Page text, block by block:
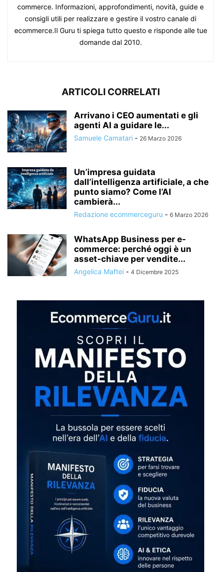
commerce. Informazioni, approfondimenti, novità, guide e
consigli utili per realizzare e gestire il vostro canale di
ecommerce.Il Guru ti spiega tutto questo e risponde alle tue
domande dal 2010.
ARTICOLI CORRELATI
Arrivano i CEO aumentati e gli
agenti AI a guidare le...
Samuele Camatari - 26 Marzo 2026
Un’impresa guidata
dall’intelligenza artificiale, a che
punto siamo? Come l’AI
cambierà...
Redazione ecommerceguru - 6 Marzo 2026
WhatsApp Business per e-
commerce: perché oggi è un
asset-chiave per vendite...
Angelica Maftei - 4 Dicembre 2025